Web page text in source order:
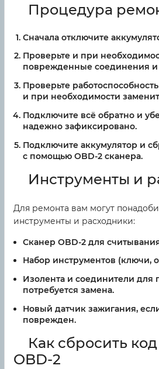
Процедура
Сначала отключите
Проверьте и при
поврежденные соединения и
Проверьте
и при необходимости
Подключите всё обратно и
надежно зафиксировано.
Подключите аккумулятор и
с помощью OBD-2 сканера.
Инструменты и
Для ремонта вам могут
инструменты и расходники:
Сканер OBD-2 для
Набор инструментов (ключи,
Изолента и соединители для
потребуется замена.
Новый датчик зажигания,
поврежден.
Как сбросить
OBD-2